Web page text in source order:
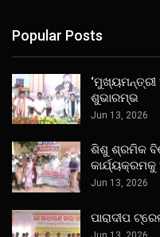
Popular Posts
‘ମୁଖ୍ୟମନ୍ତ୍ରୀ
ଶୁଭାରମ୍ଭ
Jun 13, 2026
ଶିଶୁ ଶ୍ରମିକ
Jun 13, 2026
ପାରାଦୀପ